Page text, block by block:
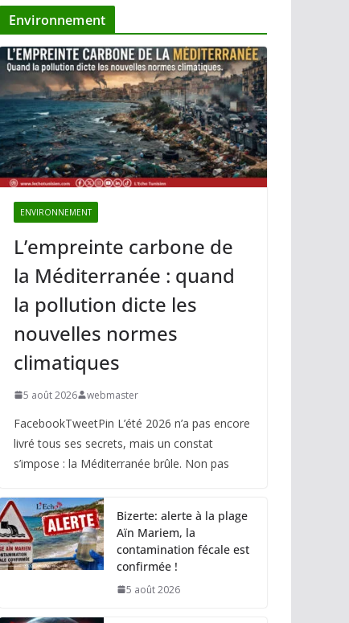
Environnement
ENVIRONNEMENT
L’empreinte carbone de
la Méditerranée : quand
la pollution dicte les
nouvelles normes
climatiques
5 août 2026 webmaster
FacebookTweetPin L’été 2026 n’a pas encore
livré tous ses secrets, mais un constat
s’impose : la Méditerranée brûle. Non pas
Bizerte: alerte à la plage
Aïn Mariem, la
contamination fécale est
confirmée !
5 août 2026